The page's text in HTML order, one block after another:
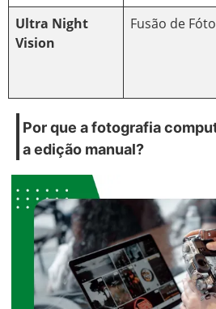
Ultra Night
Vision
Fusão de
Por que a fotografia
a edição manual?